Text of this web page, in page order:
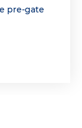
pre-gate